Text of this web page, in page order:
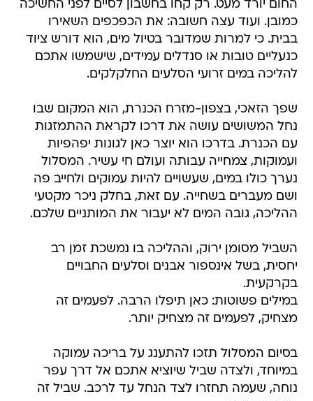
החום יורד מעט. רק קחו בחשבון לסיים לפני החשיכה
כמובן. ועוד עצה חשובה: את הכפכפים השאירו
בבית. כי למרות שמדובר בטיול מים, הוא דורש ציוד
כנעליים טובות או סנדלים עמידים, שישמשו אתכם
להליכה במים זרועי הסלעים החלקלקים.
שפך הזאכי, בצפון-מזרח הכנרת, הוא המקום שבו
נחל המשושים עושה את דרכו לקראת ההתמזגות
עם הכנרת. בדרכו הוא יוצר כאן לגונות יפהפיות
ועמוקות, צמחייה עבותה ועולם חי עשיר. המסלול
נערך כולו במים, שעשויים להיות עמוקים ולחייב פה
ושם מעברים בשחייה. עם זאת, בחלק ניכר מקטעי
ההליכה, גובה המים לא יעבור את המותניים שלכם.
השביל מסומן ירוק, וההליכה בו נמשכת זמן רב
יחסית, בשל אינספור אבנים וסלעים החבויים
בקרקעית.
במילים פשוטות: כאן תיפלו הרבה. לפעמים זה
מצחיק, לפעמים זה מצחיק יותר.
בסיום המסלול תזכו להתענג על בריכה עמוקה
במיוחד, ולצדה שביל שיוציא אתכם אל דרך עפר
נוחה, שעמה תחזרו לצד הנחל עד לרכב. שביל זה